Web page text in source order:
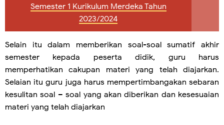
Semester 1 Kurikulum Merdeka Tahun
2023/2024
Selain itu dalam memberikan soal-soal sumatif akhir
semester kepada peserta didik, guru harus
memperhatikan cakupan materi yang telah diajarkan.
Selaian itu guru juga harus mempertimbangakan sebaran
kesulitan soal – soal yang akan diberikan dan kesesuaian
materi yang telah diajarkan